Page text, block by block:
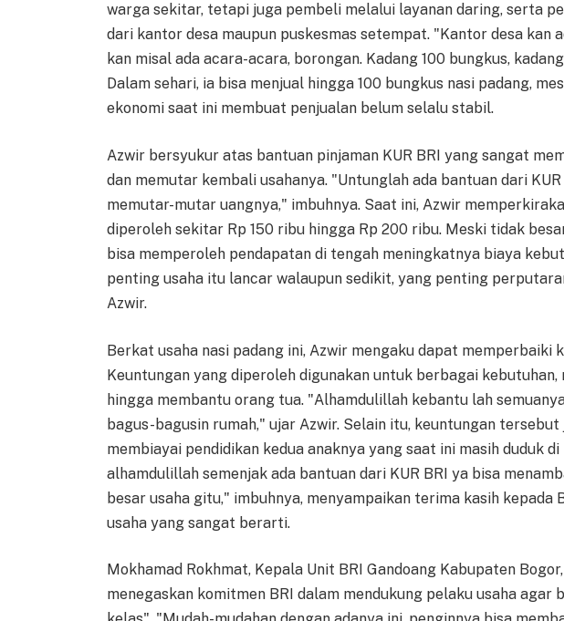
warga sekitar, tetapi juga pembeli melalui layanan daring, serta
dari kantor desa maupun puskesmas setempat. "Kantor desa kan
kan misal ada acara-acara, borongan. Kadang 100 bungkus,
Dalam sehari, ia bisa menjual hingga 100 bungkus nasi padang,
ekonomi saat ini membuat penjualan belum selalu stabil.
Azwir bersyukur atas bantuan pinjaman KUR BRI yang sangat
dan memutar kembali usahanya. "Untunglah ada bantuan dari
memutar-mutar uangnya," imbuhnya. Saat ini, Azwir
diperoleh sekitar Rp 150 ribu hingga Rp 200 ribu. Meski tidak
bisa memperoleh pendapatan di tengah meningkatnya biaya
penting usaha itu lancar walaupun sedikit, yang penting
Azwir.
Berkat usaha nasi padang ini, Azwir mengaku dapat memperbaiki
Keuntungan yang diperoleh digunakan untuk berbagai kebutuhan,
hingga membantu orang tua. "Alhamdulillah kebantu lah
bagus-bagusin rumah," ujar Azwir. Selain itu, keuntungan
membiayai pendidikan kedua anaknya yang saat ini masih duduk di
alhamdulillah semenjak ada bantuan dari KUR BRI ya bisa
besar usaha gitu," imbuhnya, menyampaikan terima kasih kepada
usaha yang sangat berarti.
Mokhamad Rokhmat, Kepala Unit BRI Gandoang Kabupaten
menegaskan komitmen BRI dalam mendukung pelaku usaha agar